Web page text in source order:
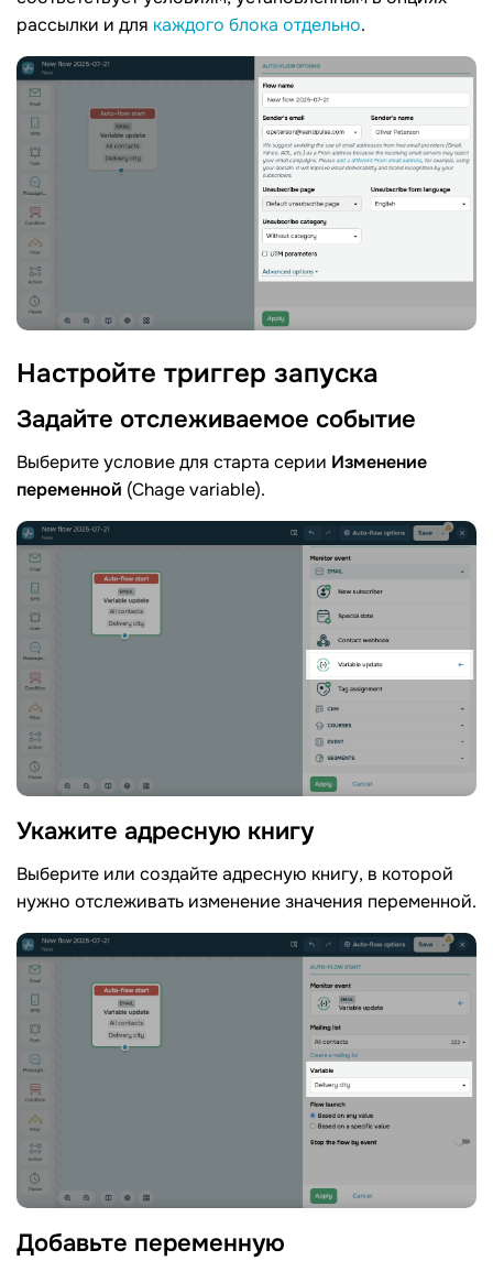
рассылки и для каждого блока отдельно.
Настройте триггер запуска
Задайте отслеживаемое событие
Выберите условие для старта серии Изменение
переменной (Chage variable).
Укажите адресную книгу
Выберите или создайте адресную книгу, в которой
нужно отслеживать изменение значения переменной.
Добавьте переменную